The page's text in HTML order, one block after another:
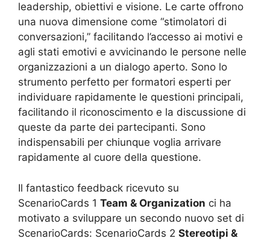
leadership, obiettivi e visione. Le carte offrono
una nuova dimensione come “stimolatori di
conversazioni,” facilitando l’accesso ai motivi e
agli stati emotivi e avvicinando le persone nelle
organizzazioni a un dialogo aperto. Sono lo
strumento perfetto per formatori esperti per
individuare rapidamente le questioni principali,
facilitando il riconoscimento e la discussione di
queste da parte dei partecipanti. Sono
indispensabili per chiunque voglia arrivare
rapidamente al cuore della questione.
Il fantastico feedback ricevuto su
ScenarioCards 1 Team & Organization ci ha
motivato a sviluppare un secondo nuovo set di
ScenarioCards: ScenarioCards 2 Stereotipi &